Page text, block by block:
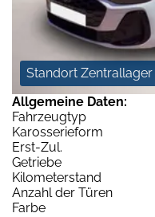
Standort Zentrallager
Allgemeine Daten:
Fahrzeugtyp
Karosserieform
Erst-Zul.
Getriebe
Kilometerstand
Anzahl der Türen
Farbe